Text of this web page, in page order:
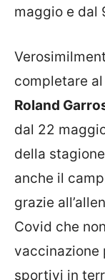
maggio e dal
completare
Roland
dal 22
della
anche il
grazie
Covid che
vaccinazione
sportivi in